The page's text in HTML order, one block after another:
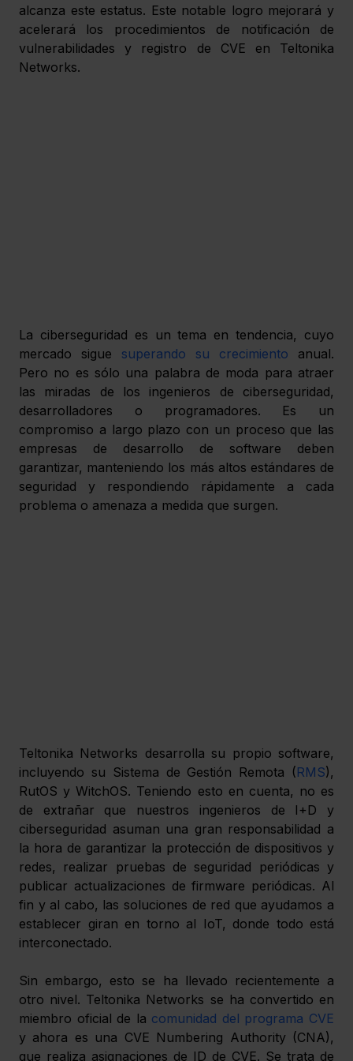
alcanza este estatus. Este notable logro mejorará y
acelerará los procedimientos de notificación de
vulnerabilidades y registro de CVE en Teltonika
Networks.
La ciberseguridad es un tema en tendencia, cuyo
mercado sigue superando su crecimiento anual.
Pero no es sólo una palabra de moda para atraer
las miradas de los ingenieros de ciberseguridad,
desarrolladores o programadores. Es un
compromiso a largo plazo con un proceso que las
empresas de desarrollo de software deben
garantizar, manteniendo los más altos estándares de
seguridad y respondiendo rápidamente a cada
problema o amenaza a medida que surgen.
Teltonika Networks desarrolla su propio software,
incluyendo su Sistema de Gestión Remota (RMS),
RutOS y WitchOS. Teniendo esto en cuenta, no es
de extrañar que nuestros ingenieros de I+D y
ciberseguridad asuman una gran responsabilidad a
la hora de garantizar la protección de dispositivos y
redes, realizar pruebas de seguridad periódicas y
publicar actualizaciones de firmware periódicas. Al
fin y al cabo, las soluciones de red que ayudamos a
establecer giran en torno al IoT, donde todo está
interconectado.
Sin embargo, esto se ha llevado recientemente a
otro nivel. Teltonika Networks se ha convertido en
miembro oficial de la comunidad del programa CVE
y ahora es una CVE Numbering Authority (CNA),
que realiza asignaciones de ID de CVE. Se trata de